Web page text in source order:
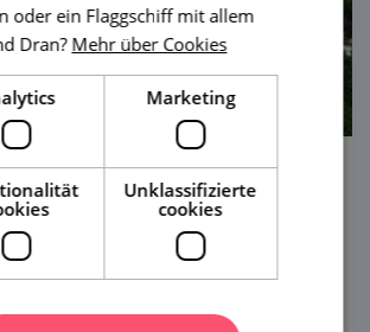
Schloss Letovice
Sie ein Schloss besitzen? Und
Sie es renovieren? Der
oder ein Flaggschiff mit allem
Dran? Mehr über Cookies
Marketing
Unklassifizierte
cookies